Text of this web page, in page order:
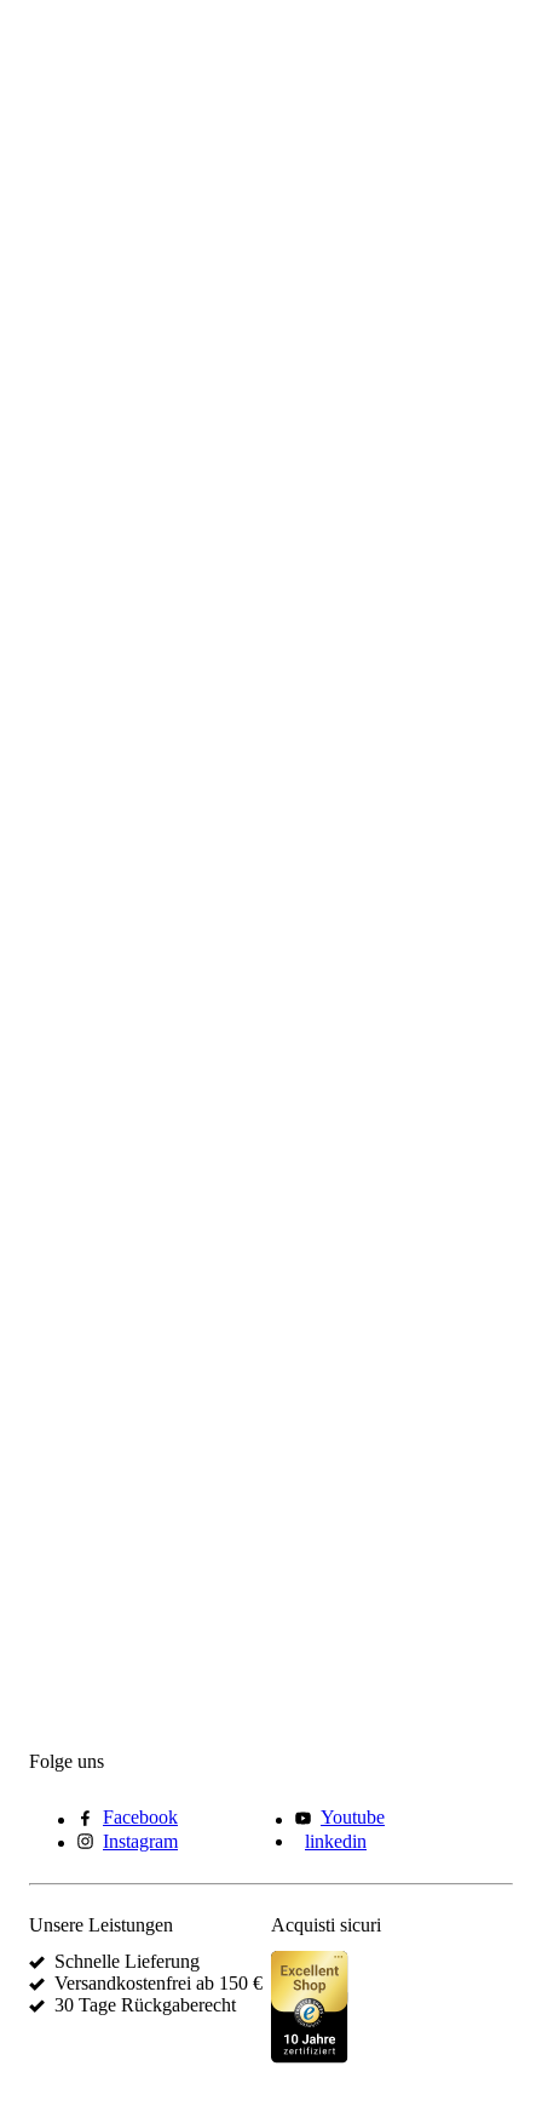
Folge uns
Facebook
Youtube
Instagram
linkedin
Unsere Leistungen
Schnelle Lieferung
Versandkostenfrei ab 150 €
30 Tage Rückgaberecht
Acquisti sicuri